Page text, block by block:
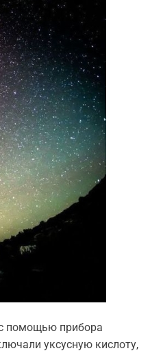
помощью прибора
уксусную кислоту,